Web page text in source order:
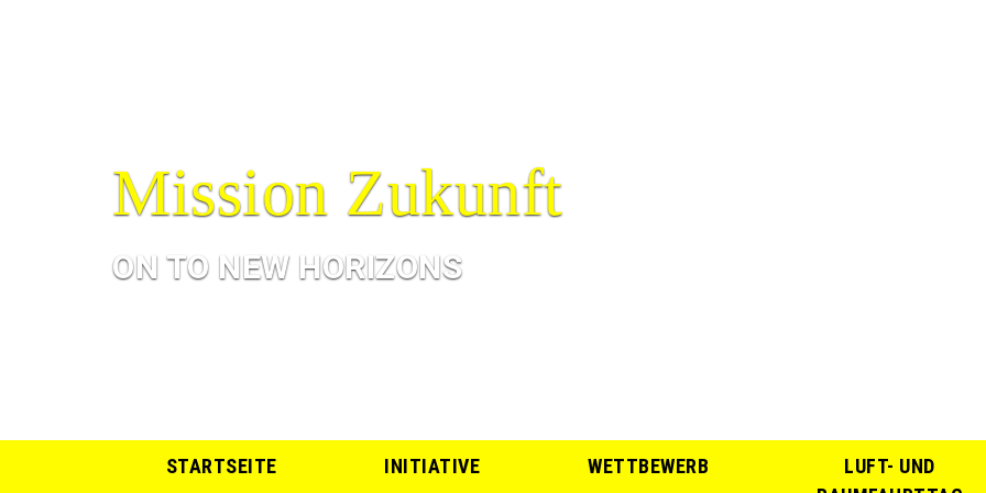
Mission Zukunft
ON TO NEW HORIZONS
STARTSEITE INITIATIVE WETTBEWERB
LUFT- UND